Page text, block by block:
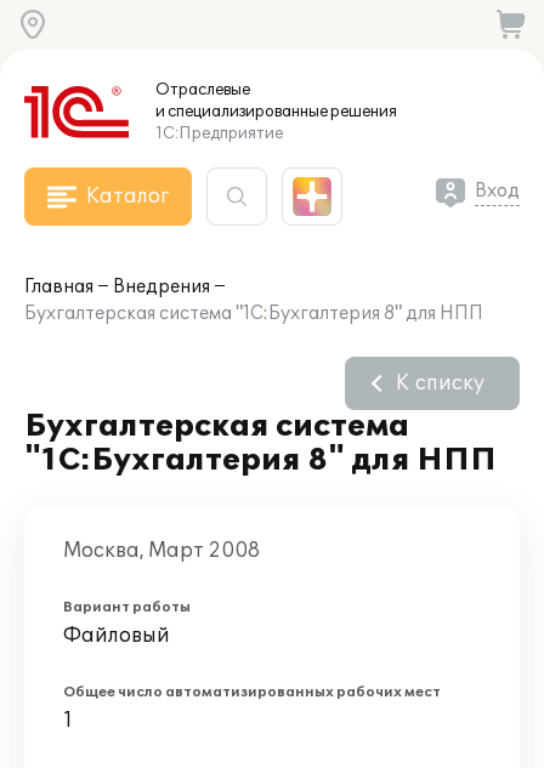
Отраслевые
и специализированныерешения
1С:Предприятие
Каталог Вход
Главная
Внедрения
Бухгалтерская система "1С:Бухгалтерия 8" для НПП
Бухгалтерская система
"1С:Бухгалтерия 8" для НПП
К списку
Москва, Март 2008
Вариант работы
Файловый
Общее число автоматизированных рабочих мест
1